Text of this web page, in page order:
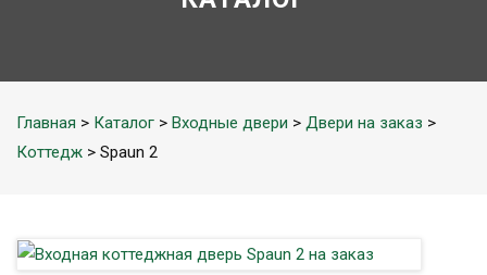
Главная > Каталог > Входные двери > Двери на заказ >
Коттедж > Spaun 2